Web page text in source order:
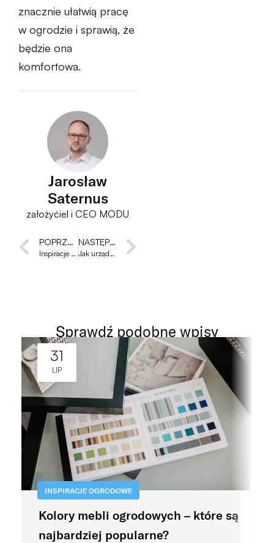
znacznie ułatwią pracę
w ogrodzie i sprawią, że
będzie ona
komfortowa.
Jarosław
Saternus
założyćiel i CEO MODU
POPRZEDNI NASTĘPNY
Sprawdź podobne wpisy
31
LIP
INSPIRACJE OGRODOWE
Kolory mebli ogrodowych – które są
najbardziej popularne?